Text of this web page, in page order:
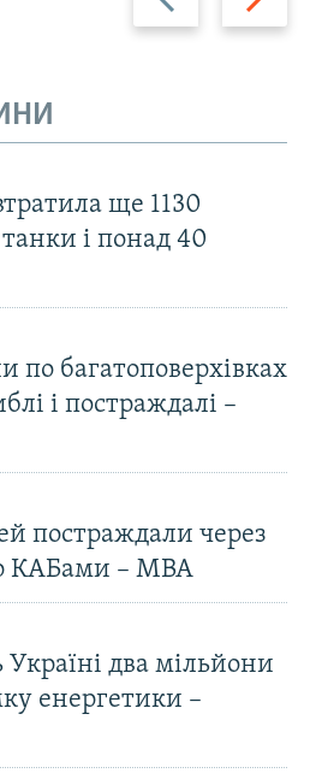
ще 1130
і понад 40
по багатоповерхівках
і постраждалі –
постраждали через
КАБами – МВА
Україні два мільйони
енергетики –